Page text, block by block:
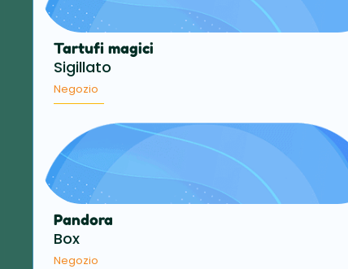
Tartufi magici
Sigillato
Negozio
Pandora
Box
Negozio